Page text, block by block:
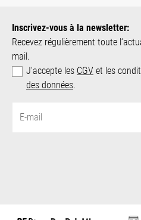
Inscrivez-vous à la newsletter:
Recevez régulièrement toute
mail.
J'accepte les CGV et les
des données.